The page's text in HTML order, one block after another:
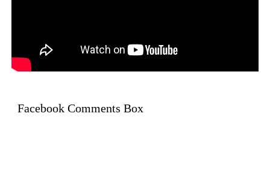
Facebook Comments Box